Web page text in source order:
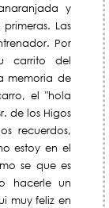
y
Las
Por
carrito del
memoria de
el "hola
de los Higos
recuerdos,
estoy en el
se que es
hacerle un
muy feliz en